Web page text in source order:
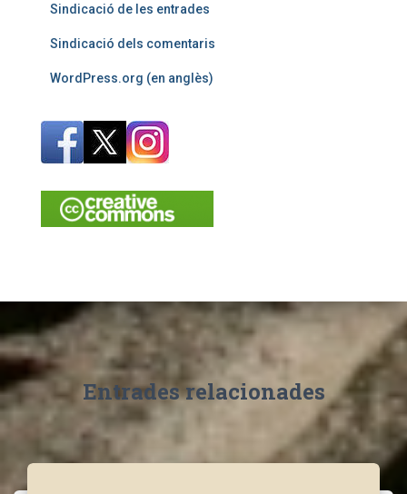
Sindicació de les entrades
Sindicació dels comentaris
WordPress.org (en anglès)
Entrades relacionades